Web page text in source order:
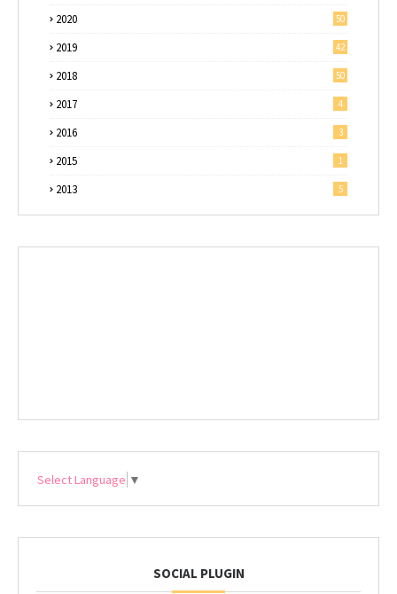
2020 50
2019 42
2018 50
2017 4
2016 3
2015 1
2013 5
Select Language ▼
SOCIAL PLUGIN